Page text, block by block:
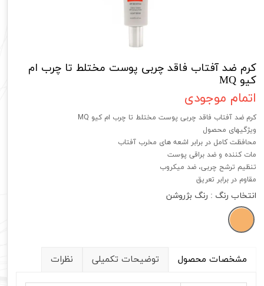
کرم ضد آفتاب فاقد چربی پوست مختلط تا چرب ام
کیو MQ
اتمام موجودی
کرم ضد آفتاب فاقد چربی پوست مختلط تا چرب ام کیو MQ
ویژگیهای محصول
محافظت کامل در برابر اشعه های مخرب آفتاب
مات کننده و ضد براقی پوست
تنظیم ترشح چربی، ضد میکروب
مقاوم در برابر تعریق
انتخاب رنگ : رنگ بژروشن
مشخصات محصول توضیحات تکمیلی نظرات